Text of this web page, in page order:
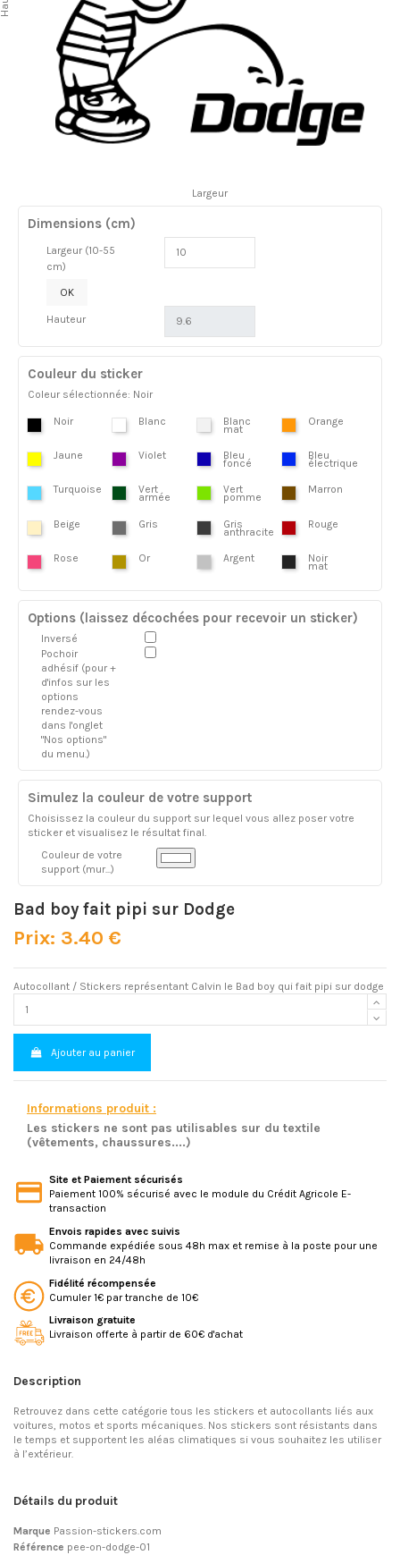
Largeur
Dimensions (cm)
Largeur (10-55
cm)
OK
Hauteur
Couleur du sticker
Coleur sélectionnée: Noir
Noir Blanc Blanc
mat
Orange
Jaune Violet Bleu
foncé
Bleu
électrique
Turquoise Vert
armée
Vert
pomme
Marron
Beige Gris Gris
anthracite
Rouge
Rose Or Argent Noir
mat
Options (laissez décochées pour recevoir un sticker)
Inversé
Pochoir
adhésif (pour +
d'infos sur les
options
rendez-vous
dans l'onglet
"Nos options"
du menu.)
Simulez la couleur de votre support
Choisissez la couleur du support sur lequel vous allez poser votre
sticker et visualisez le résultat final.
Couleur de votre
support (mur...)
Bad boy fait pipi sur Dodge
Prix: 3.40 €
Autocollant / Stickers représentant Calvin le Bad boy qui fait pipi sur dodge
Ajouter au panier
Informations produit :
Les stickers ne sont pas utilisables sur du textile
(vêtements, chaussures....)
Site et Paiement sécurisés
Paiement 100% sécurisé avec le module du Crédit Agricole E-
transaction
Envois rapides avec suivis
Commande expédiée sous 48h max et remise à la poste pour une
livraison en 24/48h
Fidélité récompensée
Cumuler 1€ par tranche de 10€
Livraison gratuite
Livraison offerte à partir de 60€ d'achat
Description
Retrouvez dans cette catégorie tous les stickers et autocollants liés aux
voitures, motos et sports mécaniques. Nos stickers sont résistants dans
le temps et supportent les aléas climatiques si vous souhaitez les utiliser
à l’extérieur.
Détails du produit
Marque Passion-stickers.com
Référence pee-on-dodge-01